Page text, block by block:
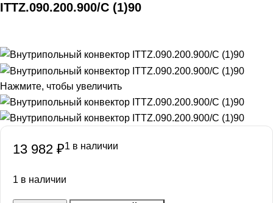
ITTZ.090.200.900/C (1)90
Нажмите, чтобы увеличить
13 982 ₽1 в наличии
1 в наличии